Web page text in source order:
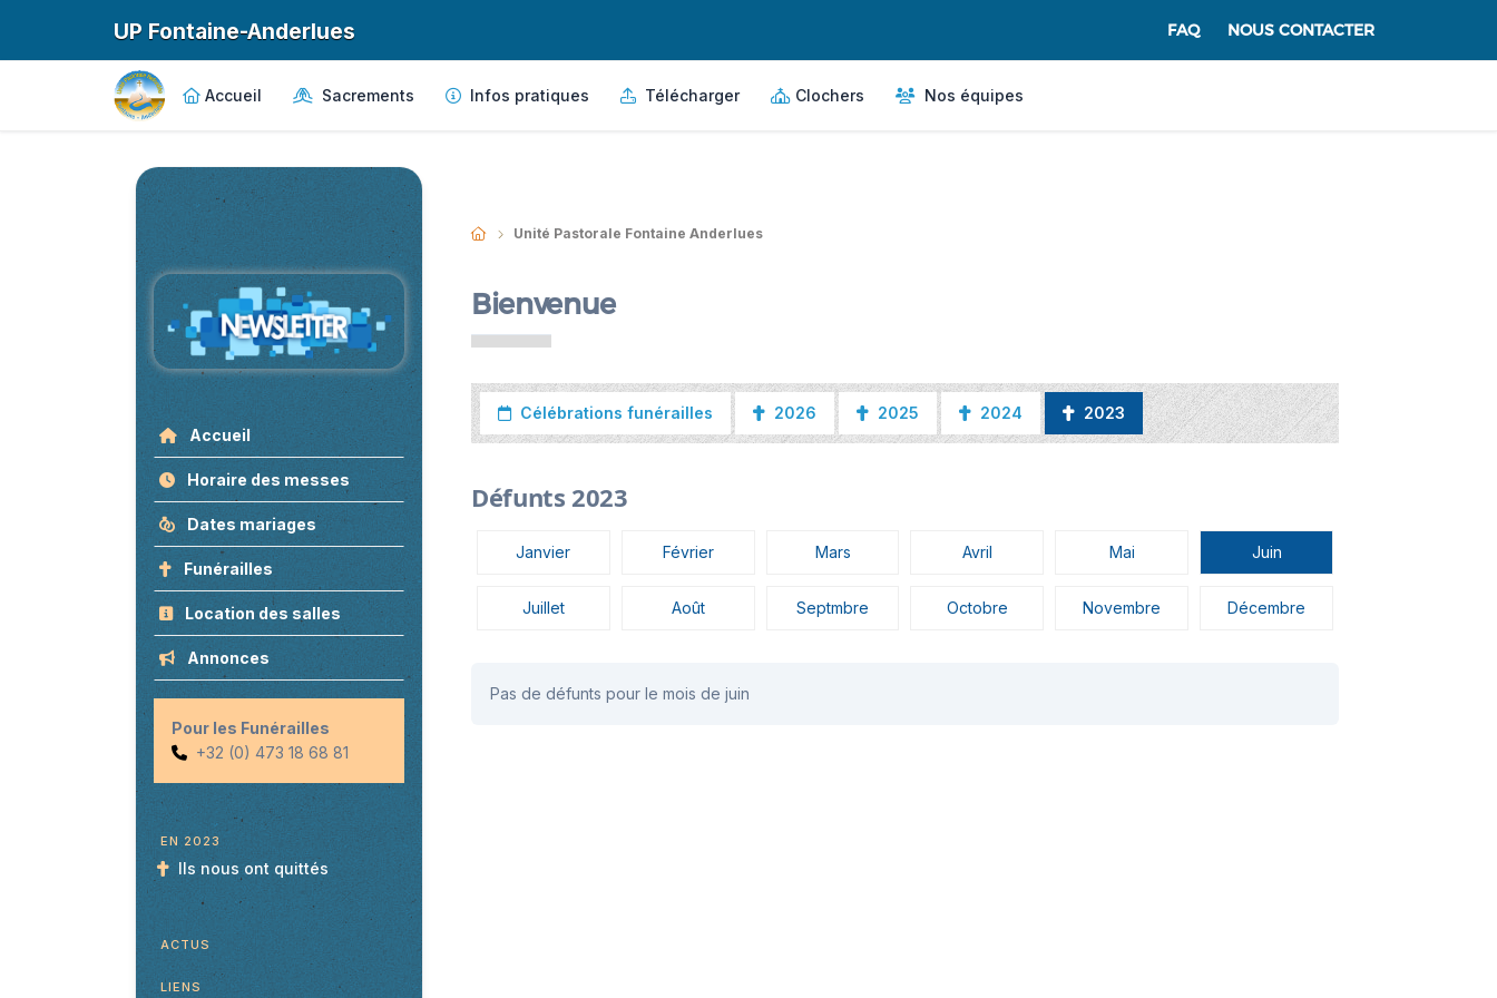
UP Fontaine-Anderlues FAQ NOUS CONTACTER
Accueil Sacrements Infos pratiques Télécharger Clochers Nos équipes
Accueil
Horaire des messes
Dates mariages
Funérailles
Location des salles
Annonces
Pour les Funérailles
+32 (0) 473 18 68 81
EN 2023
Ils nous ont quittés
ACTUS
LIENS
Unité Pastorale Fontaine Anderlues
Bienvenue
Célébrations funérailles 2026 2025 2024 2023
Défunts 2023
Janvier Février Mars Avril Mai Juin
Juillet Août Septmbre Octobre Novembre Décembre
Pas de défunts pour le mois de juin